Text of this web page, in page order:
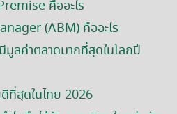
คืออะไร
(ABM) คืออะไร
ลค่าตลาดมากที่สุดในโลกปี
ที่สุดในไทย 2026